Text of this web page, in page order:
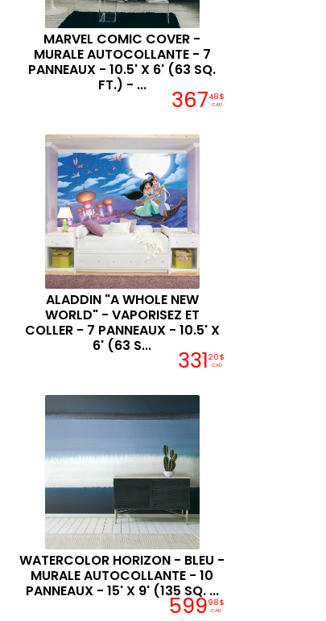
MARVEL COMIC COVER -
MURALE AUTOCOLLANTE - 7
PANNEAUX - 10.5' X 6' (63 SQ.
FT.) - ...
36748$
CAD
ALADDIN "A WHOLE NEW
WORLD" - VAPORISEZ ET
COLLER - 7 PANNEAUX - 10.5' X
6' (63 S...
33120$
CAD
WATERCOLOR HORIZON - BLEU -
MURALE AUTOCOLLANTE - 10
PANNEAUX - 15' X 9' (135 SQ. ...
59998$
CAD